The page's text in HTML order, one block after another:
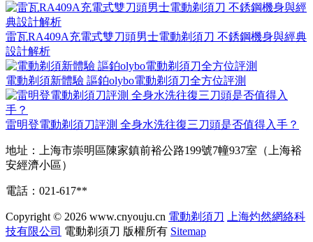
雷瓦RA409A充電式雙刀頭男士電動剃須刀 不銹鋼機身與經典
設計解析
電動剃須新體驗 謳鉑olybo電動剃須刀全方位評測
雷明登電動剃須刀評測 全身水洗往復三刀頭是否值得入手？
地址：上海市崇明區陳家鎮前裕公路199號7幢937室（上海裕
安經濟小區）
電話：021-617**
Copyright © 2026 www.cnyouju.cn 電動剃須刀
上海灼然網絡科
技有限公司 電動剃須刀 版權所有 Sitemap